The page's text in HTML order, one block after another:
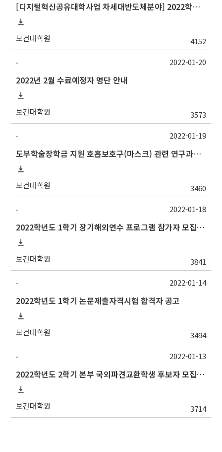
[디지털혁신공유대학사업 차세대반도체분야] 2022학년도 1학기 숭실대학교 교류 수학 안내
보건대학원 4152
-
2022년 2월 수료예정자 명단 안내
보건대학원 3573
2022-01-20
-
도부학술장학금 지원 호흡보호구(마스크) 관련 연구과제 공고
보건대학원 3460
2022-01-19
-
2022학년도 1학기 장기해외연수 프로그램 참가자 모집 안내
보건대학원 3841
2022-01-18
-
2022학년도 1학기 논문제출자격시험 합격자 공고
보건대학원 3494
2022-01-14
-
2022학년도 2학기 본부 국외파견교환학생 후보자 모집 안내
보건대학원 3714
2022-01-13